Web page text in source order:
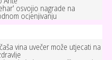
osvojio nagrade na
ocjenjivanju
vina uvečer može utjecati na